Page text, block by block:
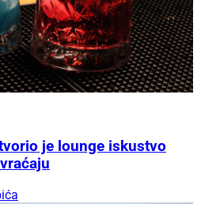
je lounge iskustvo